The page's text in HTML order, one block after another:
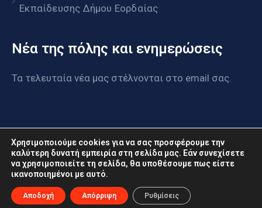
Εκπαίδευσης Δήμου Εορδαίας
Νέα της πόλης και ενημερώσεις
Τα τελευταία νέα μας στέλνονται στο email σας.
www.eordaia.gov.gr © 2022. Με επιφύλαξη παντός
δικαιώματος
Χρησιμοποιούμε cookies για να σας προσφέρουμε την
καλύτερη δυνατή εμπειρία στη σελίδα μας. Εάν συνεχίσετε
να χρησιμοποιείτε τη σελίδα, θα υποθέσουμε πως είστε
ικανοποιημένοι με αυτό.
Αποδοχή Απόρριψη Ρυθμίσεις